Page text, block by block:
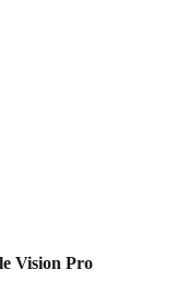
Vision Pro